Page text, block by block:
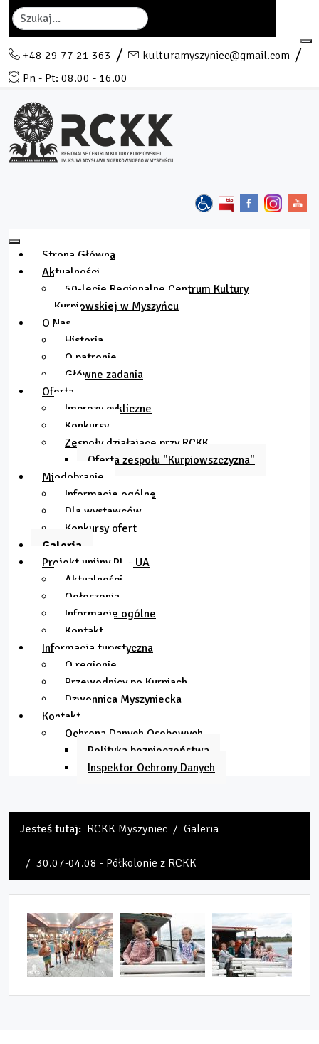
Szukaj
+48 29 77 21 363
kulturamyszyniec@gmail.com
Pn - Pt: 08.00 - 16.00
Strona Główna
Aktualności
50-lecie Regionalne Centrum Kultury
Kurpiowskiej w Myszyńcu
O Nas
Historia
O patronie
Główne zadania
Oferta
Imprezy cykliczne
Konkursy
Zespoły działające przy RCKK
Oferta zespołu "Kurpiowszczyzna"
Miodobranie
Informacje ogólne
Dla wystawców
Konkursy ofert
Galeria
Projekt unijny PL - UA
Aktualności
Ogłoszenia
Informacje ogólne
Kontakt
Informacja turystyczna
O regionie
Przewodnicy po Kurpiach
Dzwonnica Myszyniecka
Kontakt
Ochrona Danych Osobowych
Polityka bezpieczeństwa
Inspektor Ochrony Danych
Jesteś tutaj: RCKK Myszyniec Galeria
30.07-04.08 - Półkolonie z RCKK